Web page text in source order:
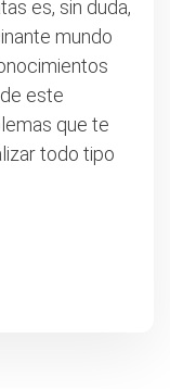
es, sin duda,
mundo
este
que te
todo tipo